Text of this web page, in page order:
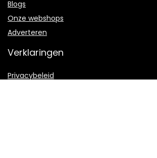
Blogs
Onze webshops
Adverteren
Verklaringen
Privacybeleid